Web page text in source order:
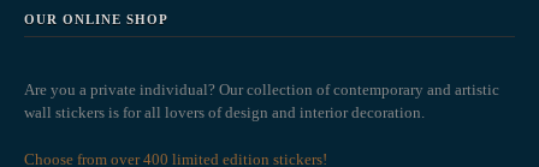
OUR ONLINE SHOP
Are you a private individual? Our collection of contemporary and artistic
wall stickers is for all lovers of design and interior decoration.
Choose from over 400 limited edition stickers!